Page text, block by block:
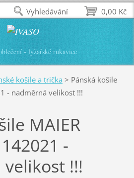
- lyžařské rukavice
košile a trička > Pánská košile
- nadměrná velikost !!!
MAIER
-
!!!
0,00 Kč
Vyhledávání